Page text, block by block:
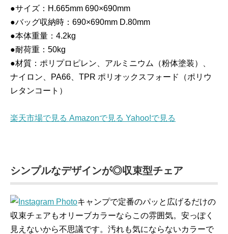
●サイズ：H.665mm 690×690mm
●バッグ収納時：690×690mm D.80mm
●本体重量：4.2kg
●耐荷重：50kg
●材質：ポリプロピレン、アルミニウム（粉体塗装）、
ナイロン、PA66、TPR ポリオックスフォード（ポリウ
レタンコート）
楽天市場で見る Amazonで見る Yahoo!で見る
シンプルなデザインが◎収束型チェア
キャンプで定番のパッと広げるだけの
収束チェアもオリーブカラーならこの雰囲気。安っぽく
見えないから不思議です。汚れも気にならないカラーで